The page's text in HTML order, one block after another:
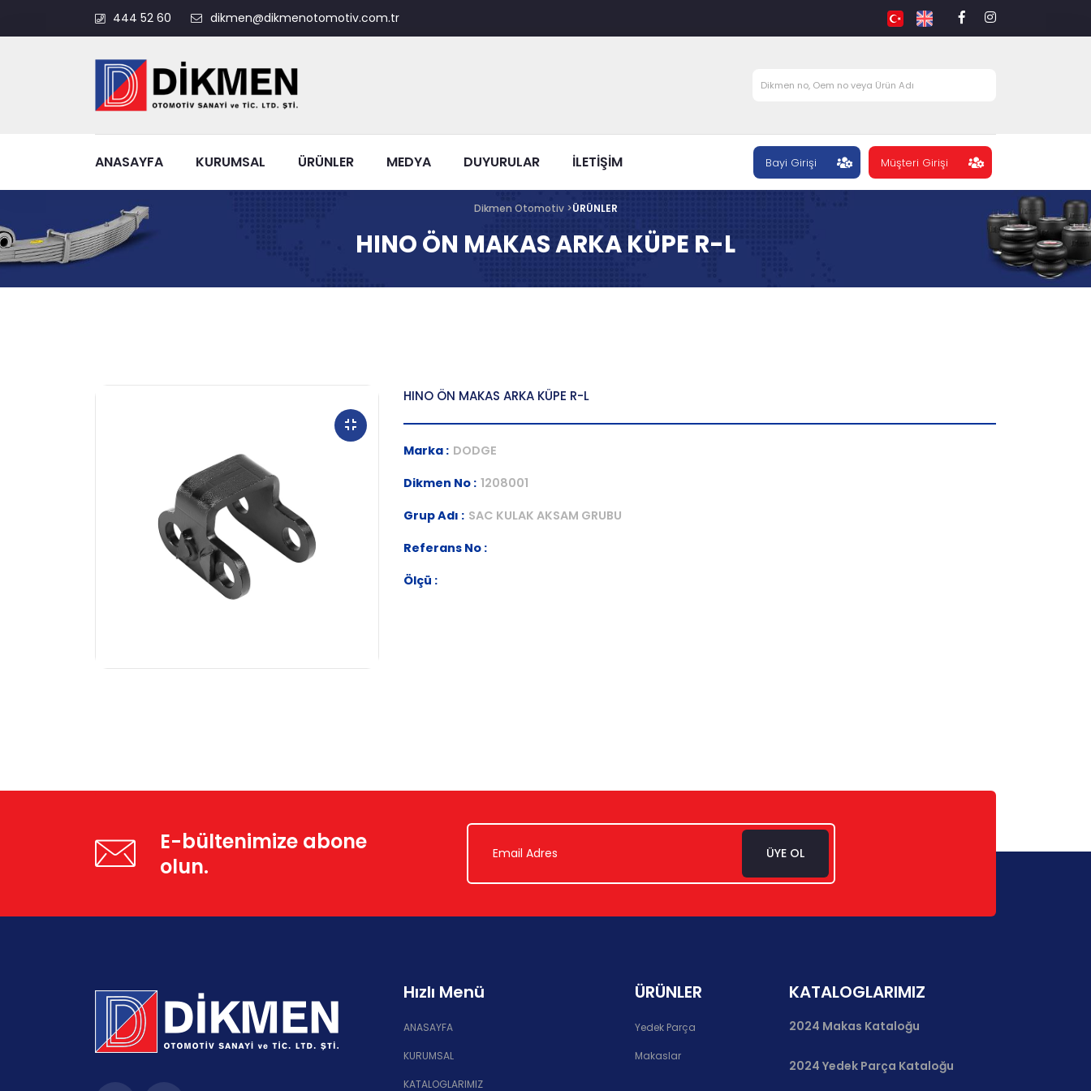
444 52 60 dikmen@dikmenotomotiv.com.tr
ANASAYFA KURUMSAL ÜRÜNLER MEDYA DUYURULAR İLETİŞİM Bayi Girişi Müşteri Girişi
Dikmen Otomotiv >ÜRÜNLER
HINO ÖN MAKAS ARKA KÜPE R-L
HINO ÖN MAKAS ARKA KÜPE R-L
Marka : DODGE
Dikmen No : 1208001
Grup Adı : SAC KULAK AKSAM GRUBU
Referans No :
Ölçü :
E-bültenimize abone
olun.
ÜYE OL
Hızlı Menü
ANASAYFA
KURUMSAL
KATALOGLARIMIZ
ÜRÜNLER
Yedek Parça
Makaslar
KATALOGLARIMIZ
2024 Makas Kataloğu
2024 Yedek Parça Kataloğu